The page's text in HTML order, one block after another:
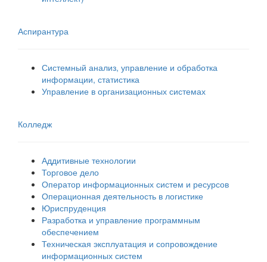
Аспирантура
Системный анализ, управление и обработка
информации, статистика
Управление в организационных системах
Колледж
Аддитивные технологии
Торговое дело
Оператор информационных систем и ресурсов
Операционная деятельность в логистике
Юриспруденция
Разработка и управление программным
обеспечением
Техническая эксплуатация и сопровождение
информационных систем